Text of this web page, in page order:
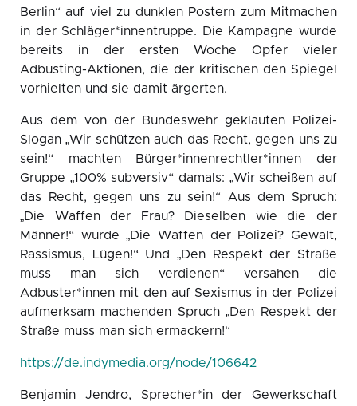
Berlin“ auf viel zu dunklen Postern zum Mitmachen
in der Schläger*innentruppe. Die Kampagne wurde
bereits in der ersten Woche Opfer vieler
Adbusting-Aktionen, die der kritischen den Spiegel
vorhielten und sie damit ärgerten.
Aus dem von der Bundeswehr geklauten Polizei-
Slogan „Wir schützen auch das Recht, gegen uns zu
sein!“ machten Bürger*innenrechtler*innen der
Gruppe „100% subversiv“ damals: „Wir scheißen auf
das Recht, gegen uns zu sein!“ Aus dem Spruch:
„Die Waffen der Frau? Dieselben wie die der
Männer!“ wurde „Die Waffen der Polizei? Gewalt,
Rassismus, Lügen!“ Und „Den Respekt der Straße
muss man sich verdienen“ versahen die
Adbuster*innen mit den auf Sexismus in der Polizei
aufmerksam machenden Spruch „Den Respekt der
Straße muss man sich ermackern!“
https://de.indymedia.org/node/106642
Benjamin Jendro, Sprecher*in der Gewerkschaft